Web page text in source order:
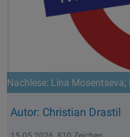
Nachlese: Lina
Autor: Christian Drastil